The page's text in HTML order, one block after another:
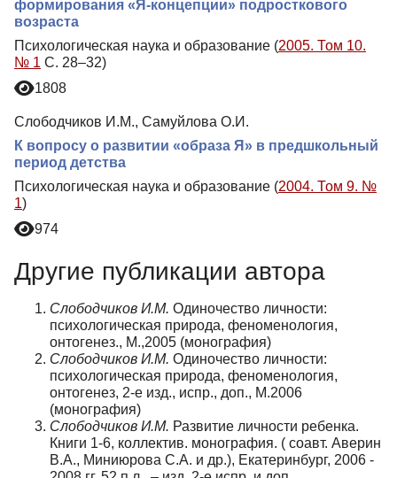
формирования «Я-концепции» подросткового
возраста
Психологическая наука и образование (2005. Том 10.
№ 1 С. 28–32)
1808
Слободчиков И.М., Самуйлова О.И.
К вопросу о развитии «образа Я» в предшкольный
период детства
Психологическая наука и образование (2004. Том 9. №
1)
974
Другие публикации автора
Слободчиков И.М. Одиночество личности:
психологическая природа, феноменология,
онтогенез., М.,2005 (монография)
Слободчиков И.М. Одиночество личности:
психологическая природа, феноменология,
онтогенез, 2-е изд., испр., доп., М.2006
(монография)
Слободчиков И.М. Развитие личности ребенка.
Книги 1-6, коллектив. монография. ( соавт. Аверин
В.А., Миниюрова С.А. и др.), Екатеринбург, 2006 -